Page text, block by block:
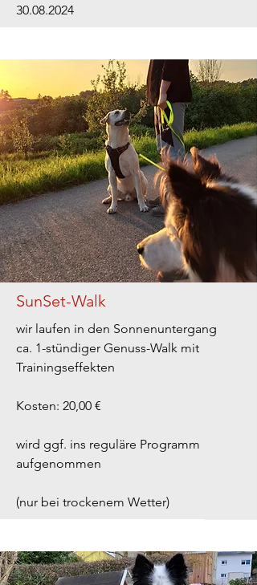
30.08.2024
SunSet-Walk
wir laufen in den Sonnenuntergang
ca. 1-stündiger Genuss-Walk mit
Trainingseffekten
Kosten: 20,00 €
wird ggf. ins reguläre Programm
aufgenommen
(nur bei trockenem Wetter)